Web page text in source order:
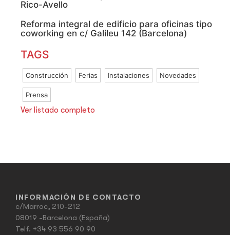
Rico-Avello
Reforma integral de edificio para oficinas tipo
coworking en c/ Galileu 142 (Barcelona)
TAGS
Construcción Ferias Instalaciones Novedades
Prensa
Ver listado completo
INFORMACIÓN DE CONTACTO
c/Marroc, 210-212
08019 -Barcelona (España)
Telf. +34 93 556 90 90